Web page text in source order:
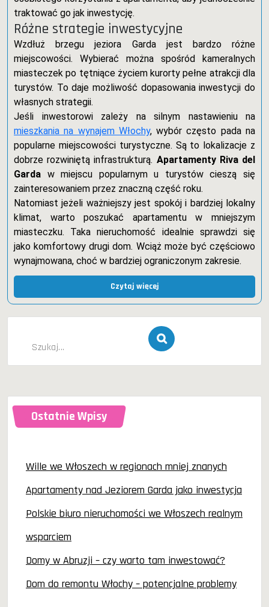
traktować go jak inwestycję.
Różne strategie inwestycyjne
Wzdłuż brzegu jeziora Garda jest bardzo różne
miejscowości. Wybierać można spośród kameralnych
miasteczek po tętniące życiem kurorty pełne atrakcji dla
turystów. To daje możliwość dopasowania inwestycji do
własnych strategii.
Jeśli inwestorowi zależy na silnym nastawieniu na
mieszkania na wynajem Włochy, wybór często pada na
popularne miejscowości turystyczne. Są to lokalizacje z
dobrze rozwiniętą infrastrukturą. Apartamenty Riva del
Garda w miejscu popularnym u turystów cieszą się
zainteresowaniem przez znaczną część roku.
Natomiast jeżeli ważniejszy jest spokój i bardziej lokalny
klimat, warto poszukać apartamentu w mniejszym
miasteczku. Taka nieruchomość idealnie sprawdzi się
jako komfortowy drugi dom. Wciąż może być częściowo
wynajmowana, choć w bardziej ograniczonym zakresie.
Czytaj więcej
Szukaj
Ostatnie Wpisy
Wille we Włoszech w regionach mniej znanych
Apartamenty nad Jeziorem Garda jako inwestycja
Polskie biuro nieruchomości we Włoszech realnym
wsparciem
Domy w Abruzji – czy warto tam inwestować?
Dom do remontu Włochy – potencjalne problemy